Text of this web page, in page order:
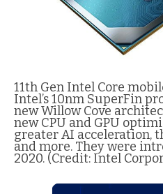
11th Gen Intel Core
Intel’s 10nm SuperFin
new Willow Cove
new CPU and GPU
greater AI acceleration,
and more. They were
2020. (Credit: Intel